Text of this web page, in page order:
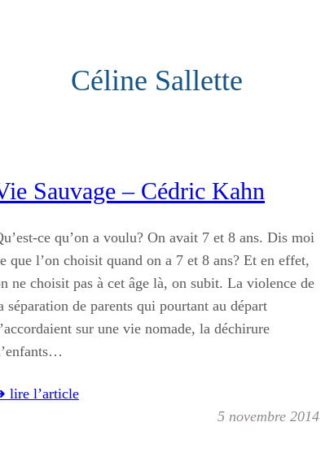
Céline Sallette
Sauvage – Cédric Kahn
ce qu’on a voulu? On avait 7 et 8 ans. Dis moi
que l’on choisit quand on a 7 et 8 ans? Et en effet,
ne choisit pas à cet âge là, on subit. La violence de
séparation de parents qui pourtant au départ
sur une vie nomade, la déchirure
lire l’article
5 novembre 2014